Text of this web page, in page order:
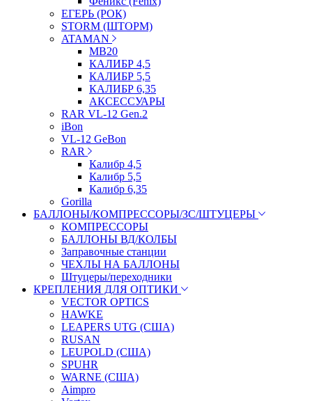
ЕГЕРЬ (РОК)
STORM (ШТОРМ)
ATAMAN
МВ20
КАЛИБР 4,5
КАЛИБР 5,5
КАЛИБР 6,35
АКСЕССУАРЫ
RAR VL-12 Gen.2
iBon
VL-12 GeBon
RAR
Калибр 4,5
Калибр 5,5
Калибр 6,35
Gorilla
БАЛЛОНЫ/КОМПРЕССОРЫ/ЗС/ШТУЦЕРЫ
КОМПРЕССОРЫ
БАЛЛОНЫ ВД/КОЛБЫ
Заправочные станции
ЧЕХЛЫ НА БАЛЛОНЫ
Штуцеры/переходники
КРЕПЛЕНИЯ ДЛЯ ОПТИКИ
VECTOR OPTICS
HAWKE
LEAPERS UTG (США)
RUSAN
LEUPOLD (США)
SPUHR
WARNE (США)
Aimpro